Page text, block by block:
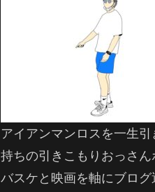
アイアンマンロスを一生
持ちの引きこもりおっさん
バスケと映画を軸にブログ